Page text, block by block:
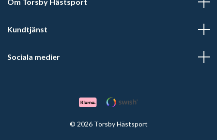
Kundtjänst
Sociala medier
© 2026 Torsby Hästsport